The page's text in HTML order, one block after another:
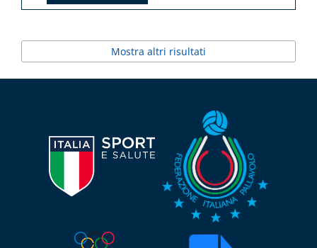
Mostra altri risultati